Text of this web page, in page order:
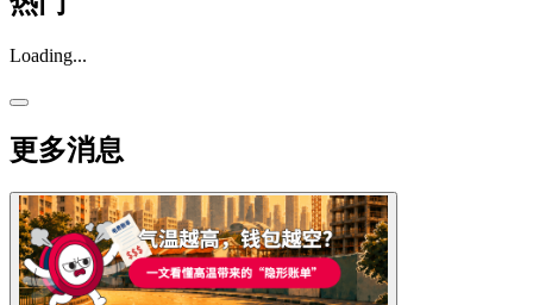
Loading...
更多消息